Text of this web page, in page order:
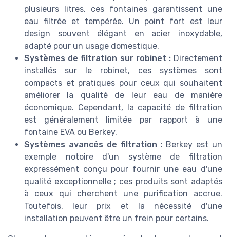
plusieurs litres, ces fontaines garantissent une
eau filtrée et tempérée. Un point fort est leur
design souvent élégant en acier inoxydable,
adapté pour un usage domestique.
Systèmes de filtration sur robinet :Directement
installés sur le robinet, ces systèmes sont
compacts et pratiques pour ceux qui souhaitent
améliorer la qualité de leur eau de manière
économique. Cependant, la capacité de filtration
est généralement limitée par rapport à une
fontaine EVA ou Berkey.
Systèmes avancés de filtration : Berkey est un
exemple notoire d'un système de filtration
expressément conçu pour fournir une eau d'une
qualité exceptionnelle ; ces produits sont adaptés
à ceux qui cherchent une purification accrue.
Toutefois, leur prix et la nécessité d'une
installation peuvent être un frein pour certains.